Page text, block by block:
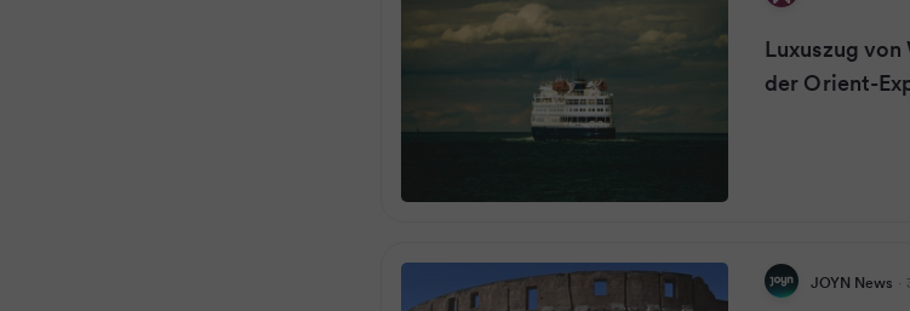
Luxuszug
der Orient-
JOYN News ·